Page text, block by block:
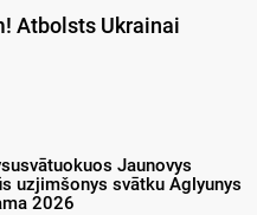
Atbolsts Ukrainai
Jaunovys
uzjimšonys svātku Aglyunys
2026